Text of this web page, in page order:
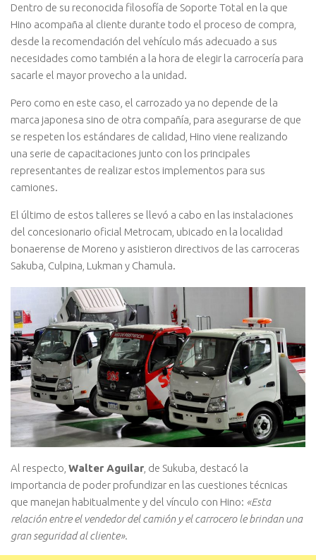
Dentro de su reconocida filosofía de Soporte Total en la que
Hino acompaña al cliente durante todo el proceso de compra,
desde la recomendación del vehículo más adecuado a sus
necesidades como también a la hora de elegir la carrocería para
sacarle el mayor provecho a la unidad.
Pero como en este caso, el carrozado ya no depende de la
marca japonesa sino de otra compañía, para asegurarse de que
se respeten los estándares de calidad, Hino viene realizando
una serie de capacitaciones junto con los principales
representantes de realizar estos implementos para sus
camiones.
El último de estos talleres se llevó a cabo en las instalaciones
del concesionario oficial Metrocam, ubicado en la localidad
bonaerense de Moreno y asistieron directivos de las carroceras
Sakuba, Culpina, Lukman y Chamula.
Al respecto, Walter Aguilar, de Sukuba, destacó la
importancia de poder profundizar en las cuestiones técnicas
que manejan habitualmente y del vínculo con Hino: «Esta
relación entre el vendedor del camión y el carrocero le brindan una
gran seguridad al cliente».